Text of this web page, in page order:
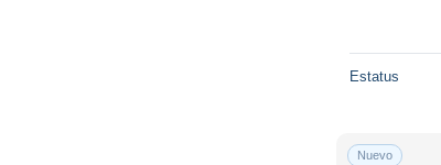
Estatus
Nuevo